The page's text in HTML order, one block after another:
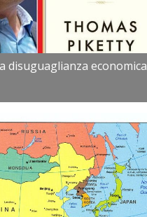
disuguaglianza economica